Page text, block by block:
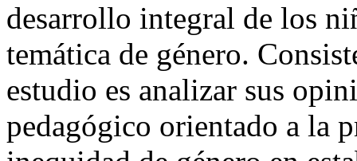
desarrollo integral de los
temática de género.
estudio es analizar sus
pedagógico orientado a la